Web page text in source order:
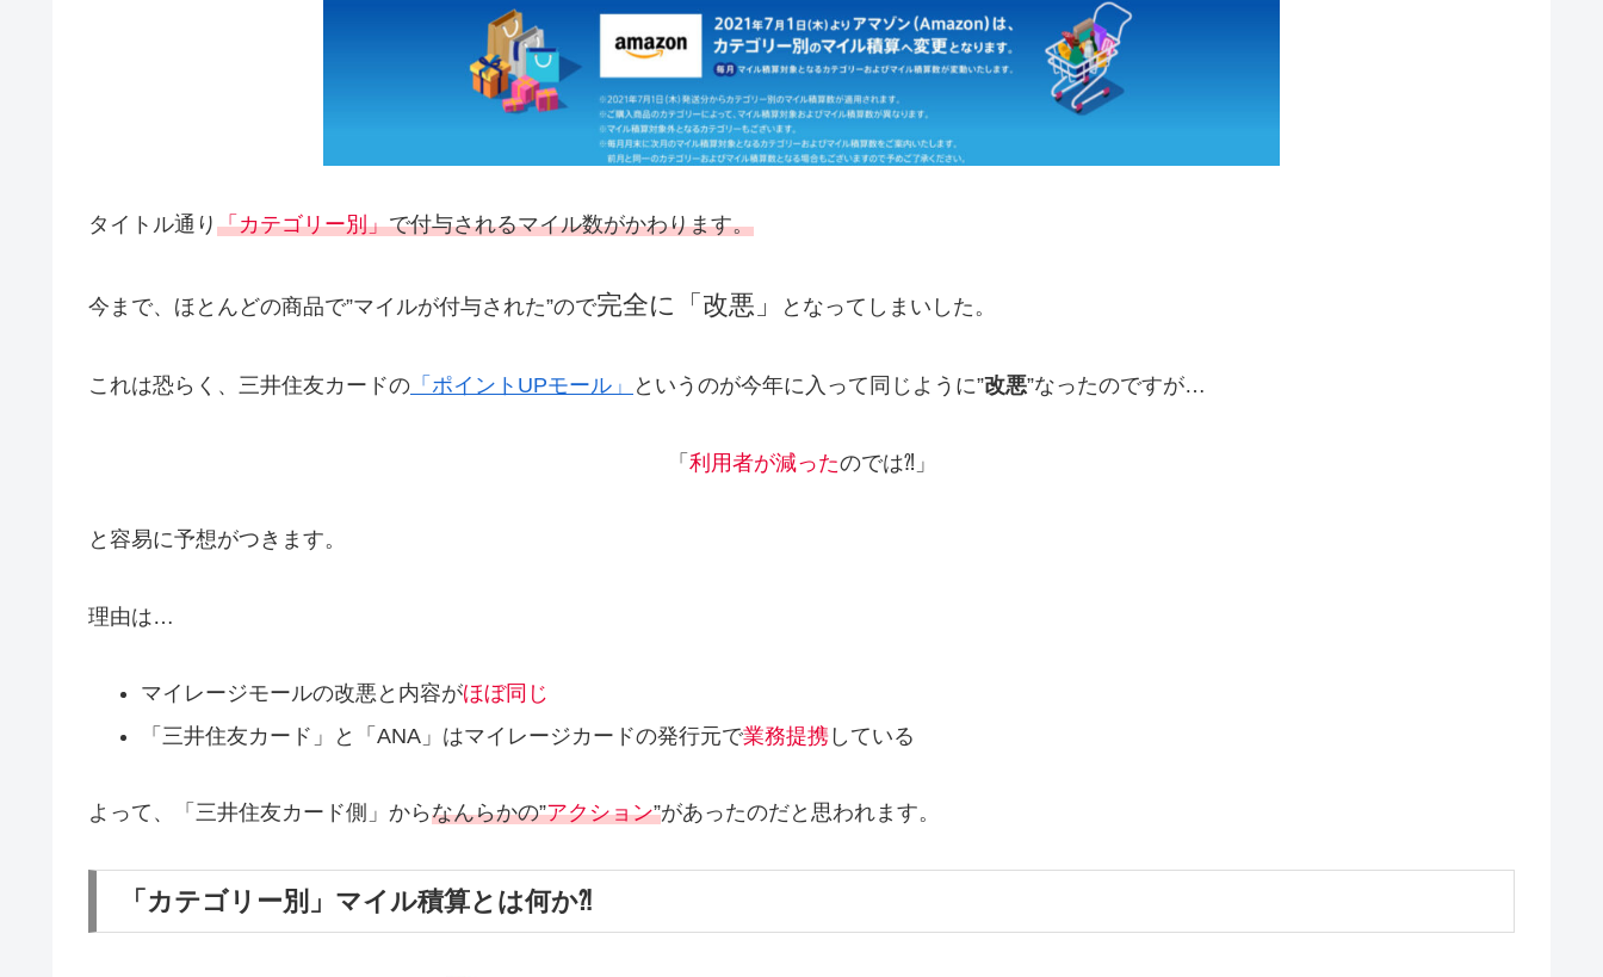
タイトル通り 「カテゴリー別」で付与されるマイル数がかわります。
今まで、ほとんどの商品で”マイルが付与された”ので完全に「改悪」 となってしまいした。
これは恐らく、三井住友カードの 「ポイントUPモール」 というのが今年に入って同じように”改悪”なったのですが…
「 利用者が減ったのでは⁈」
と容易に予想がつきます。
理由は…
マイレージモールの改悪と内容がほぼ同じ
「三井住友カード」と「ANA」はマイレージカードの発行元で業務提携している
よって、「三井住友カード側」からなんらかの”アクション”があったのだと思われます。
「カテゴリー別」マイル積算とは何か⁈